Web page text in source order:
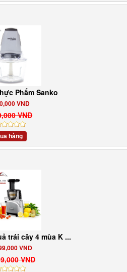
Phẩm Sanko
VND
VND
hàng
trái cây 4 mùa K ...
VND
VND